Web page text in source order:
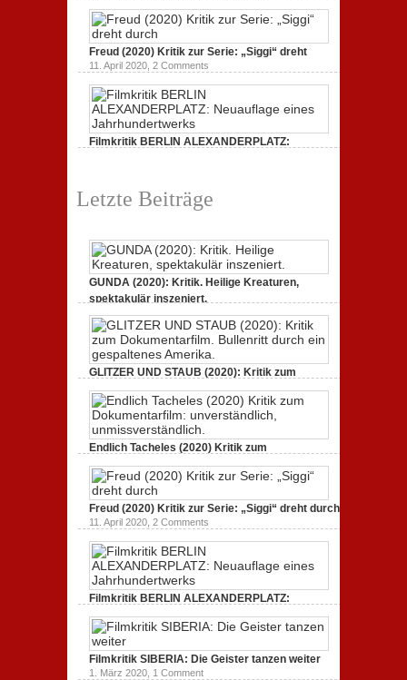
Dokumentarfilm: unverständlich,
19. Mai 2020,0 Comments
Freud (2020) Kritik zur Serie: „Siggi“ dreht
11. April 2020, 2 Comments
Filmkritik BERLIN ALEXANDERPLATZ:
Letzte Beiträge
GUNDA (2020): Kritik. Heilige Kreaturen,
spektakulär inszeniert.
GLITZER UND STAUB (2020): Kritik zum
Dokumentarfilm. Bullenritt durch ein
gespaltenes Amerika.
3. Oktober 2020,2 Comments
Endlich Tacheles (2020) Kritik zum
Dokumentarfilm: unverständlich,
unmissverständlich.
19. Mai 2020,0 Comments
Freud (2020) Kritik zur Serie: „Siggi“ dreht durch
11. April 2020, 2 Comments
Filmkritik BERLIN ALEXANDERPLATZ:
Neuauflage eines Jahrhundertwerks
1. März 2020,2 Comments
Filmkritik SIBERIA: Die Geister tanzen weiter
1. März 2020, 1 Comment